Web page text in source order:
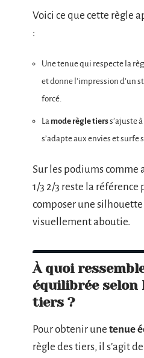
Voici ce que cette règle
:
Une tenue qui respecte la
et donne l’impression d’un
forcé.
La mode règle tierss’ajuste
s’adapte aux envies et surfe
Sur les podiums comme
1/3 2/3 reste la
composer une
visuellement aboutie.
À quoi
équilibrée selon
tiers ?
Pour obtenir une tenue
règle des tiers, il s’agit